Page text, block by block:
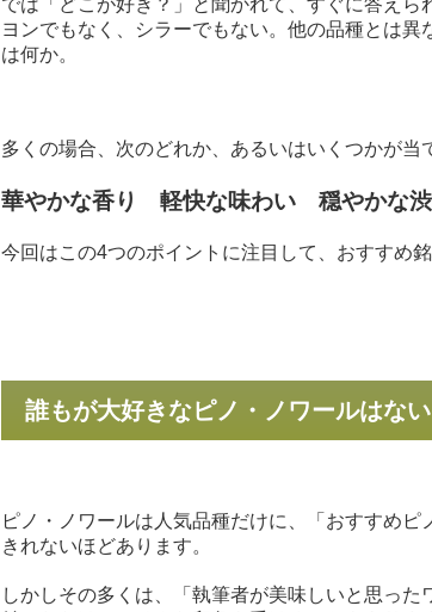
ヨンでもなく、シラーでもない。他の品種とは異
は何か。
多くの場合、次のどれか、あるいはいくつかが当
華やかな香り 軽快な味わい 穏やかな
今回はこの4つのポイントに注目して、おすすめ銘
誰もが大好きなピノ・ノワールはない
ピノ・ノワールは人気品種だけに、「おすすめピ
きれないほどあります。
しかしその多くは、「執筆者が美味しいと思っ